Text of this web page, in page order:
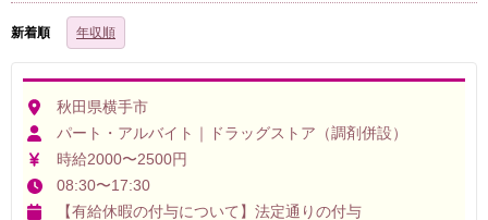
新着順 年収順
秋田県横手市
パート・アルバイト｜ドラッグストア（調剤併設）
時給2000〜2500円
08:30〜17:30
【有給休暇の付与について】法定通りの付与